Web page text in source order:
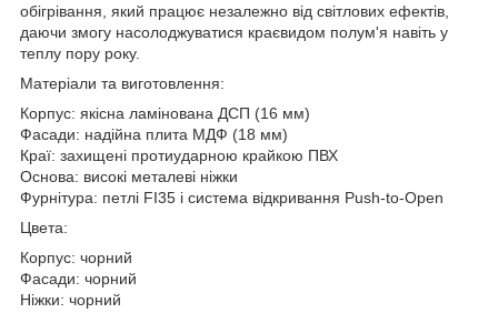
обігрівання, який працює незалежно від світлових ефектів,
даючи змогу насолоджуватися краєвидом полум'я навіть у
теплу пору року.
Матеріали та виготовлення:
Корпус: якісна ламінована ДСП (16 мм)
Фасади: надійна плита МДФ (18 мм)
Краї: захищені протиударною крайкою ПВХ
Основа: високі металеві ніжки
Фурнітура: петлі FI35 і система відкривання Push-to-Open
Цвета:
Корпус: чорний
Фасади: чорний
Ніжки: чорний